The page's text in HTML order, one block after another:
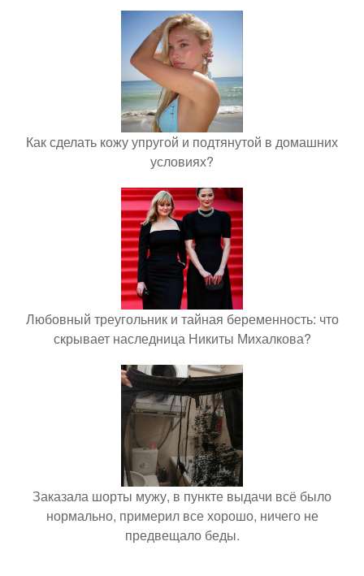
Как сделать кожу упругой и подтянутой в домашних
условиях?
Любовный треугольник и тайная беременность: что
скрывает наследница Никиты Михалкова?
Заказала шорты мужу, в пункте выдачи всё было
нормально, примерил все хорошо, ничего не
предвещало беды.